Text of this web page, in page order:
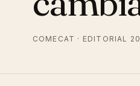
COMECAT · EDITORIAL